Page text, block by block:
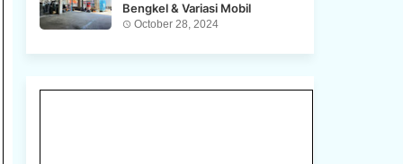
Bengkel & Variasi Mobil
October 28, 2024